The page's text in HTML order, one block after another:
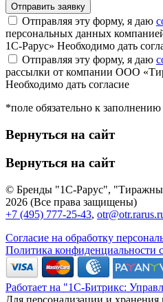
Отправляя эту форму, я даю
персональных данных
1С-Рарус» Необходимо дать
Отправляя эту форму, я даю
рассылки от компании ООО
Необходимо дать согласие
*поле обязательно к заполнению
Вернуться на сайт
Вернуться на сайт
© Бренды "1С-Рарус",
2026 (Все права защищены)
+7 (495) 777-25-43,
Согласие на обработку
Политика конфиденциальности
Работает на "1С-Битрикс:
Для персонализации и